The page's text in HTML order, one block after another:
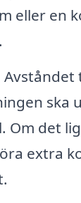
eller en
Avståndet
ska
Om det
extra